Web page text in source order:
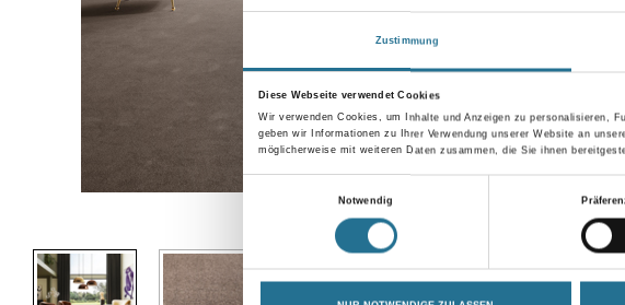
Zustimmung
Diese Webseite verwendet Cookies
Wir verwenden Cookies, um Inhalte und Anzeigen zu personalisieren,
geben wir Informationen zu Ihrer Verwendung unserer Website an
möglicherweise mit weiteren Daten zusammen, die Sie ihnen
Notwendig
Abbildung ähnlich